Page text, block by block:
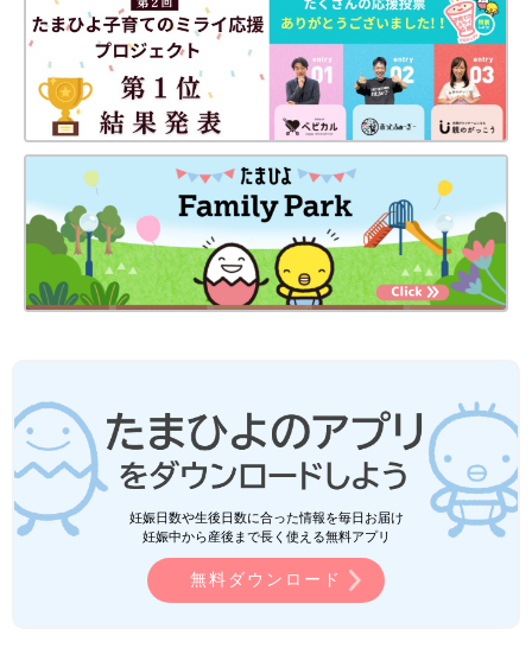
妊娠日数や生後日数に合った情報を毎日お届け
妊娠中から産後まで長く使える無料アプリ
無料ダウンロード